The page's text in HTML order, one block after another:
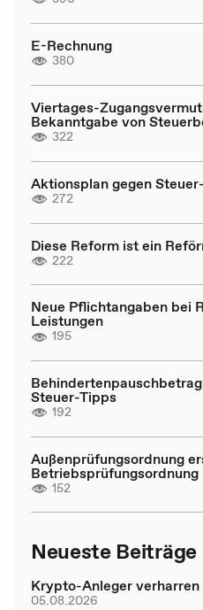
E-Rechnung
380
Viertages-
Bekanntgabe von
322
Aktionsplan gegen
272
Diese Reform ist ein
222
Neue Pflichtangaben bei
Leistungen
195
Steuer-Tipps
192
Außenprüfungsordnung
Betriebsprüfungsordnung
152
Neueste Beiträge
Krypto-Anleger
05.08.2026